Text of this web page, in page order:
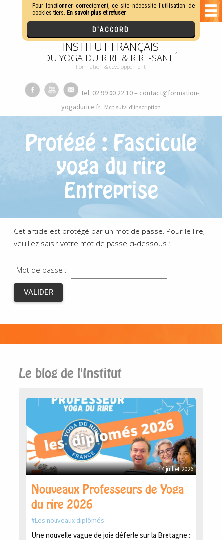
INSTITUT FRANÇAIS
DU YOGA DU RIRE & RIRE-SANTÉ
Formation & développement
Tel. 02 99 00 22 10 – contact@formation-
yogadurire.fr Mon suivi d’inscription
Protégé : Fascicule
yoga du rire
Entreprise
Cet article est protégé par un mot de passe. Pour le lire,
veuillez saisir votre mot de passe ci-dessous :
Mot de passe :
Le blog de l'Institut
14 juillet 2026
Nouveaux Professeurs de Yoga
du rire 2026
Les nouveaux diplômés
Une nouvelle vague de joie déferle sur la Bretagne :